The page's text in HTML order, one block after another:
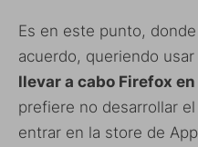
Es en este punto,
acuerdo, queriendo usar
llevar a cabo Firefox en
prefiere no desarrollar
entrar en la store de